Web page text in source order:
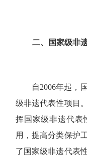
二、国家级非
自2006年起，
级非遗代表性项目
挥国家级非遗代表
用，提高分类保护
了国家级非遗代表